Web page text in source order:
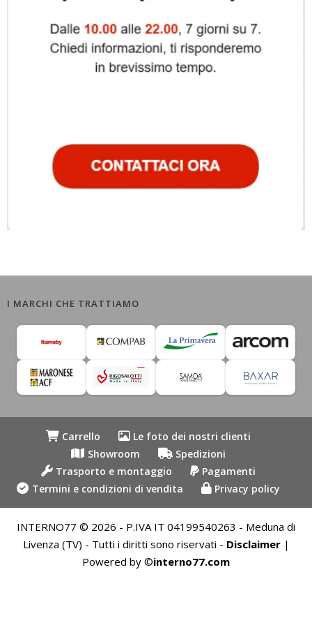
I MARCHI CHE TRATTIAMO
Carrello
Le foto dei nostri clienti
Showroom
Spedizioni
Trasporto e montaggio
Pagamenti
Termini e condizioni di vendita
Privacy policy
INTERNO77 © 2026 - P.IVA IT 04199540263 - Meduna di
Livenza (TV) - Tutti i diritti sono riservati - Disclaimer|
Powered by ©interno77.com